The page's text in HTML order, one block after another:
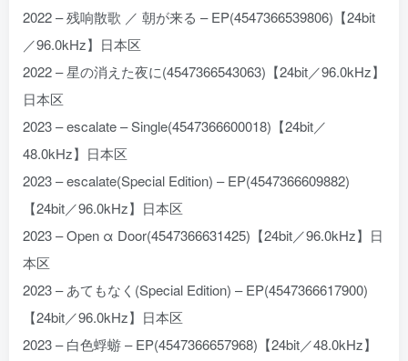
2022 – 残响散歌 ／ 朝が来る – EP(4547366539806)【24bit
／96.0kHz】日本区
2022 – 星の消えた夜に(4547366543063)【24bit／96.0kHz】
日本区
2023 – escalate – Single(4547366600018)【24bit／
48.0kHz】日本区
2023 – escalate(Special Edition) – EP(4547366609882)
【24bit／96.0kHz】日本区
2023 – Open α Door(4547366631425)【24bit／96.0kHz】日
本区
2023 – あてもなく(Special Edition) – EP(4547366617900)
【24bit／96.0kHz】日本区
2023 – 白色蜉蝣 – EP(4547366657968)【24bit／48.0kHz】